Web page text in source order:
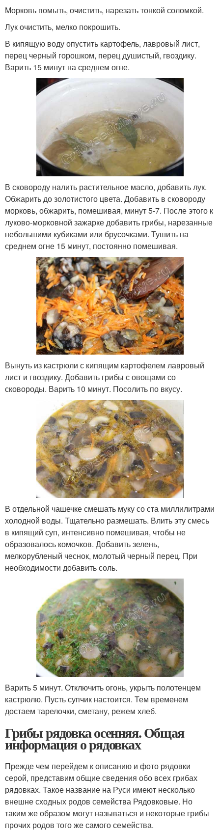
Морковь помыть, очистить, нарезать тонкой соломкой.
Лук очистить, мелко покрошить.
В кипящую воду опустить картофель, лавровый лист,
перец черный горошком, перец душистый, гвоздику.
Варить 15 минут на среднем огне.
В сковороду налить растительное масло, добавить лук.
Обжарить до золотистого цвета. Добавить в сковороду
морковь, обжарить, помешивая, минут 5-7. После этого к
луково-морковной зажарке добавить грибы, нарезанные
небольшими кубиками или брусочками. Тушить на
среднем огне 15 минут, постоянно помешивая.
Вынуть из кастрюли с кипящим картофелем лавровый
лист и гвоздику. Добавить грибы с овощами со
сковороды. Варить 10 минут. Посолить по вкусу.
В отдельной чашечке смешать муку со ста миллилитрами
холодной воды. Тщательно размешать. Влить эту смесь
в кипящий суп, интенсивно помешивая, чтобы не
образовалось комочков. Добавить зелень,
мелкорубленый чеснок, молотый черный перец. При
необходимости добавить соль.
Варить 5 минут. Отключить огонь, укрыть полотенцем
кастрюлю. Пусть супчик настоится. Тем временем
достаем тарелочки, сметану, режем хлеб.
Грибы рядовка осенняя. Общая
информация о рядовках
Прежде чем перейдем к описанию и фото рядовки
серой, представим общие сведения обо всех грибах
рядовках. Такое название на Руси имеют несколько
внешне сходных родов семейства Рядовковые. Но
таким же образом могут называться и некоторые грибы
прочих родов того же самого семейства.